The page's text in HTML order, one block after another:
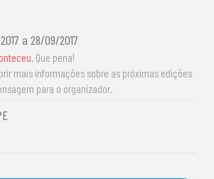
a 28/09/2017
. Que pena!
mais informações sobre as próximas edições
para o organizador.